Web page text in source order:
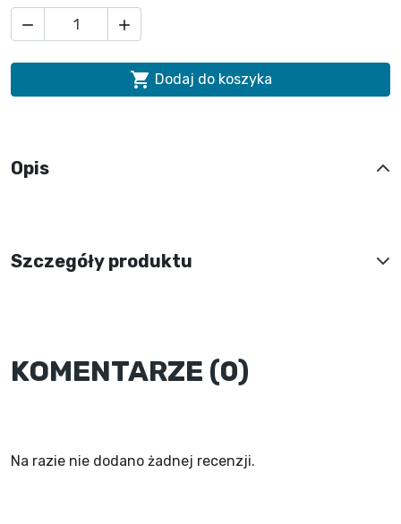
 
 Dodaj do koszyka
Opis
Szczegóły produktu
KOMENTARZE (0)
Na razie nie dodano żadnej recenzji.